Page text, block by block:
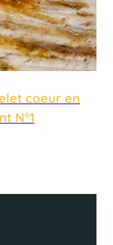
coeur en
N°1